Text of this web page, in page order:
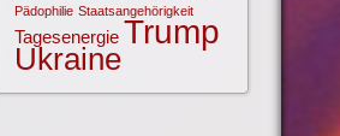
Pädophilie Staatsangehörigkeit
Tagesenergie Trump
Ukraine